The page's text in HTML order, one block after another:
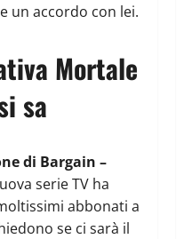
un accordo con lei.
Mortale
sa
di Bargain –
serie TV ha
abbonati a
se ci sarà il